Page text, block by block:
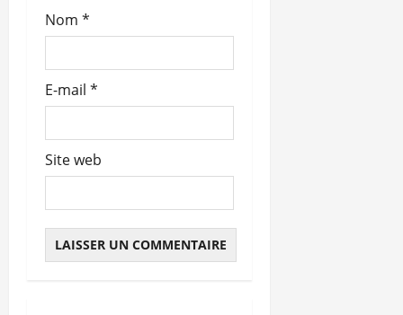
e
Nom *
E-mail *
Site web
Abonnés